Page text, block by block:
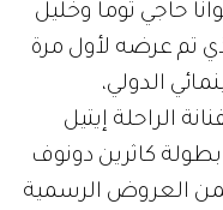
حاجي توما وخليل
مايا (2021)، والذي تم عرضه لأول مرة
الدولي،
الفنانة الراحلة إيتيل
شوف" (2008) من بطولة كاثرين دونوف
العروض الرسمية